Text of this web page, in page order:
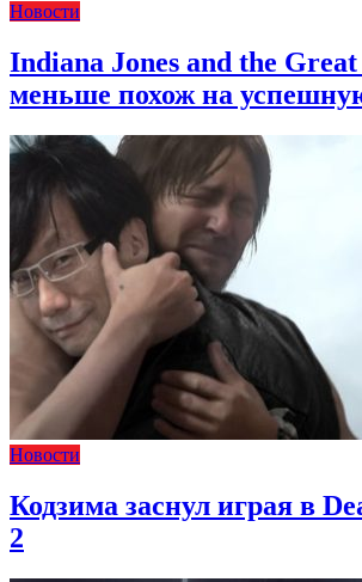
Новости
Indiana Jones and the
меньше похож на
Новости
Кодзима заснул играя в
2